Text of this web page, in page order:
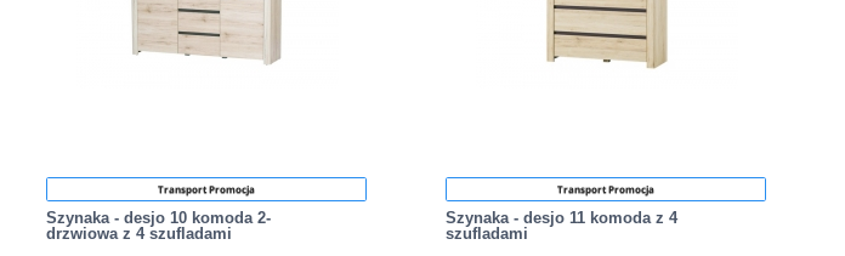
Transport Promocja
Szynaka - desjo 10 komoda 2-
drzwiowa z 4 szufladami
Transport Promocja
Szynaka - desjo 11 komoda z 4
szufladami